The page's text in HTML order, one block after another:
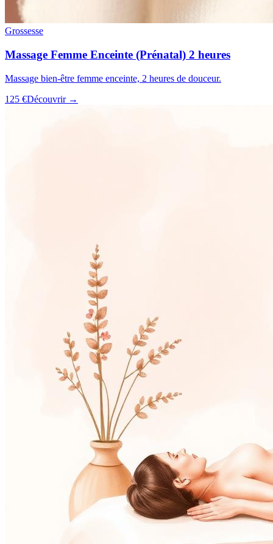
Grossesse
Massage Femme Enceinte (Prénatal) 2 heures
Massage bien-être femme enceinte, 2 heures de douceur.
125 €Découvrir →